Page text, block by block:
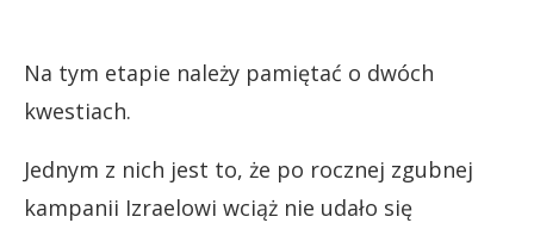
Na tym etapie należy pamiętać o dwóch
kwestiach.
Jednym z nich jest to, że po rocznej zgubnej
kampanii Izraelowi wciąż nie udało się